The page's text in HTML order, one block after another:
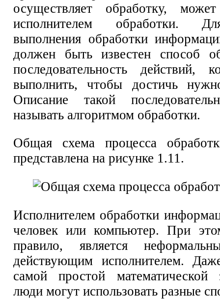
осуществляет обработку,
исполнителем обработки.
выполнения обработки
должен быть известен способ
последовательность действий,
выполнить, чтобы достичь
Описание такой
называть алгоритмом обработки.
Общая схема процесса
представлена на рисунке 1.11.
Исполнителем обработки
человек или компьютер. При
правило, является
действующим исполнителем.
самой простой математической
люди могут использовать разные